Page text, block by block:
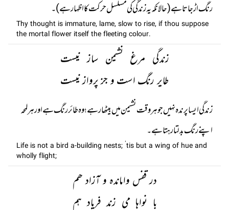
رنگ اڑ جاتا ہے (حالانکہ یہ زندگی کی مسلسل حرکت کا اظہار ہے)۔
Thy thought is immature, lame, slow to rise, if thou suppose
the mortal flower itself the fleeting colour.
زندگی مرغ نشیمن ساز نیست
طایر رنگ است و جز پرواز نیست
زندگی ایسا پرندہ نہیں جو ہر وقت نشیمن میں بیٹھا رہے؛ وہ طائر رنگ ہے اور ہر لمحہ
اپنے رنگ بدلتا رہتا ہے۔
Life is not a bird a-building nests; ’tis but a wing of hue and
wholly flight;
در قفس واماندہ و آزاد ھم
با نواہا می زند فریاد ہم